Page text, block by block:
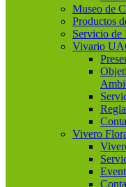
Museo de
Productos
Servicio de
Vivario
Vivero